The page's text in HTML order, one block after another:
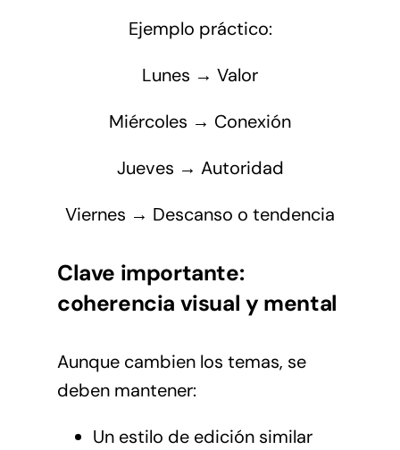
Ejemplo práctico:
Lunes → Valor
Miércoles → Conexión
Jueves → Autoridad
Viernes → Descanso o tendencia
Clave importante:
coherencia visual y mental
Aunque cambien los temas, se
deben mantener:
Un estilo de edición similar